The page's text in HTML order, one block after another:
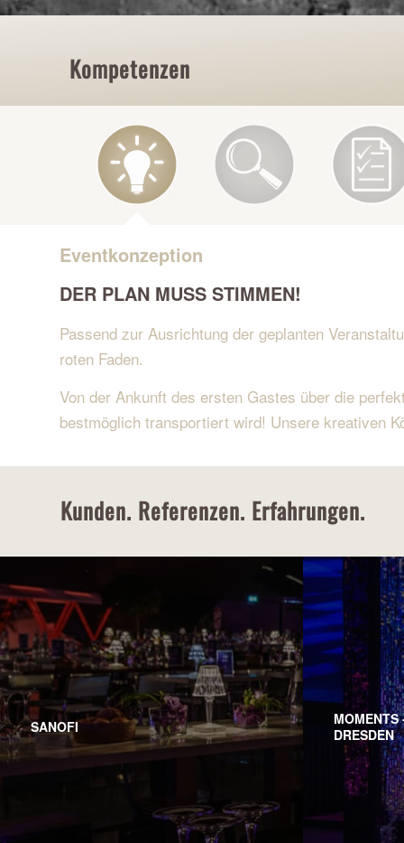
Kompetenzen
Eventkonzeption
DER PLAN MUSS STIMMEN!
Passend zur Ausrichtung der geplanten
roten Faden.
Von der Ankunft des ersten Gastes über die
bestmöglich transportiert wird! Unsere kreativen
Kunden. Referenzen. Erfahrungen.
SANOFI
MOMENTS
DRESDEN